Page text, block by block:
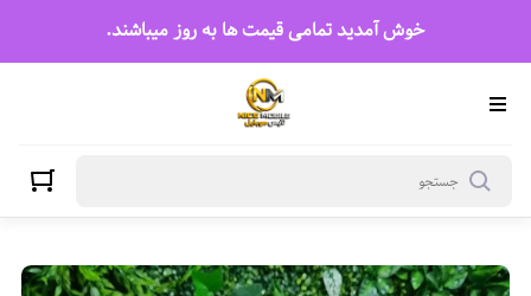
خوش آمدید تمامی قیمت ها به روز میباشند.